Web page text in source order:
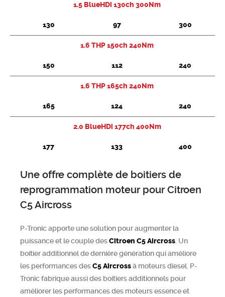
Chercher
1.5 BlueHDi 130ch 300Nm
130 97 300
1.6 THP 150ch 240Nm
150 112 240
1.6 THP 165ch 240Nm
165 124 240
2.0 BlueHDi 177ch 400Nm
177 133 400
Une offre complète de boitiers de
reprogrammation moteur pour Citroen
C5 Aircross
P-Tronic apporte une solution pour augmenter la
puissance et le couple desCitroen C5 Aircross . Un
boitier additionnel de dernière génération qui améliore
les performances desC5 Aircrossà moteurs diesel. P-
Tronic fabrique aussi des boitiers additionnels pour
améliorer les performances des moteurs essence et